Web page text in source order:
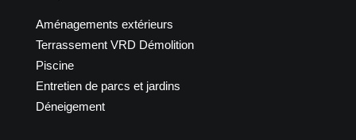
Aménagements extérieurs
Terrassement VRD Démolition
Piscine
Entretien de parcs et jardins
Déneigement